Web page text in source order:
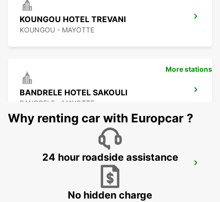
KOUNGOU HOTEL TREVANI
KOUNGOU - MAYOTTE
BANDRELE HOTEL SAKOULI
BANDRELE - MAYOTTE
DAR ES SALAAM AIRPORT
DAR ES SALAAM - TANZANIA
More stations
Why renting car with Europcar ?
24 hour roadside assistance
No hidden charge